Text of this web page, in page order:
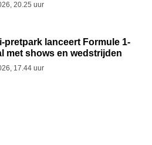
20.25 uur
pretpark lanceert Formule 1-
met shows en wedstrijden
17.44 uur